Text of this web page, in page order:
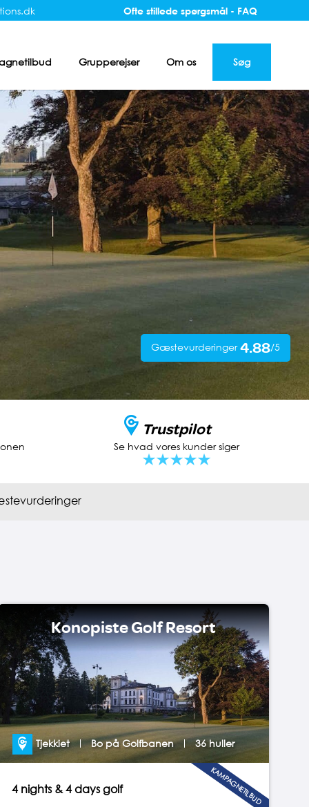
Ofte stillede spørgsmål - FAQ
Grupperejser Om os Søg
Gæstevurderinger4.88/5
Trustpilot
Se hvad vores kunder siger
Tjekkiet Bo på Golfbanen 36 huller
Konopiste Golf Resort
4 nights & 4 days golf KAMPAGNETILBUD